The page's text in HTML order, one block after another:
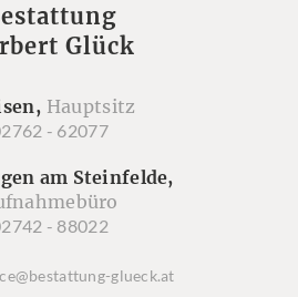
Glück
Hauptsitz
- 62077
am Steinfelde,
- 88022
glueck.at